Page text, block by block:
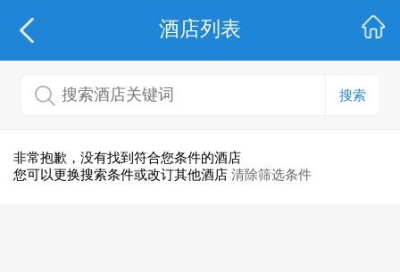
酒店列表
搜索
非常抱歉，没有找到符合您条件的酒店
您可以更换搜索条件或改订其他酒店 清除筛选条件